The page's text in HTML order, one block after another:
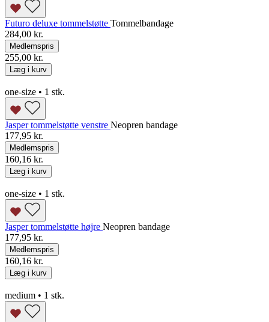
Futuro deluxe tommelstøtte Tommelbandage
284,00 kr.
Medlemspris
255,00 kr.
Læg i kurv
one-size • 1 stk.
Jasper tommelstøtte venstre Neopren bandage
177,95 kr.
Medlemspris
160,16 kr.
Læg i kurv
one-size • 1 stk.
Jasper tommelstøtte højre Neopren bandage
177,95 kr.
Medlemspris
160,16 kr.
Læg i kurv
medium • 1 stk.